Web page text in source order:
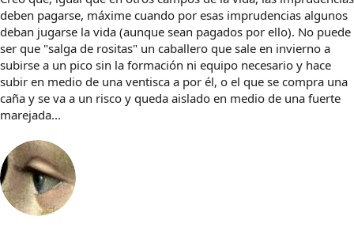
deben pagarse, máxime cuando por esas imprudencias algunos
deban jugarse la vida (aunque sean pagados por ello). No puede
ser que "salga de rositas" un caballero que sale en invierno a
subirse a un pico sin la formación ni equipo necesario y hace
subir en medio de una ventisca a por él, o el que se compra una
caña y se va a un risco y queda aislado en medio de una fuerte
marejada...